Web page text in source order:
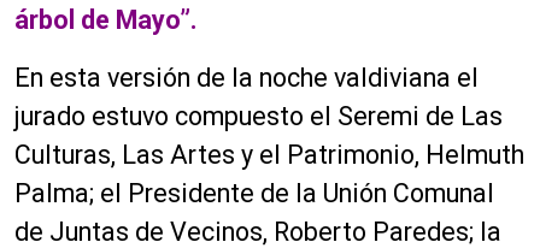
árbol de Mayo”.
En esta versión de la noche valdiviana el
jurado estuvo compuesto el Seremi de Las
Culturas, Las Artes y el Patrimonio, Helmuth
Palma; el Presidente de la Unión Comunal
de Juntas de Vecinos, Roberto Paredes; la